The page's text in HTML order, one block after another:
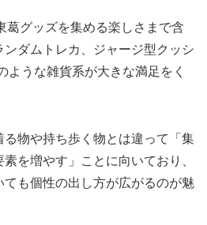
葛グッズを集める楽しさまで含
ダムトレカ、ジャージ型クッシ
ような雑貨系が大きな満足をく
る物や持ち歩く物とは違って「集
を増やす」ことに向いており、
ても個性の出し方が広がるのが魅